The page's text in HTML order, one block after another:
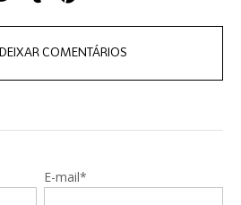
DEIXAR COMENTÁRIOS
E-mail*